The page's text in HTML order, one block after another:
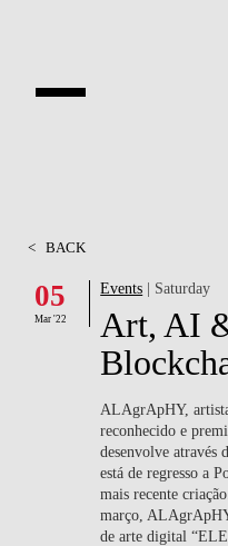
PROJECTS
PUBLICATIONS
OPPORTUNITIES
CONTACTS
< BACK
05
Mar '22
Events | Saturday
Art, AI
ALAgrApHY,
reconhecido e
desenvolve através
está de regresso a
mais recente
março,
de arte digital